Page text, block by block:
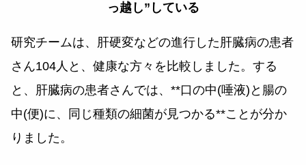
っ越し”している
研究チームは、肝硬変などの進行した肝臓病の患者
さん104人と、健康な方々を比較しました。する
と、肝臓病の患者さんでは、**口の中(唾液)と腸の
中(便)に、同じ種類の細菌が見つかる**ことが分か
りました。